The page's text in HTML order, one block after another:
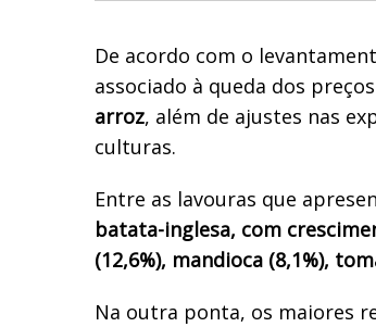
De acordo com o
associado à queda dos
arroz, além de ajustes nas
culturas.
Entre as lavouras que
batata-inglesa, com
(12,6%), mandioca (8,1%),
Na outra ponta, os maiores